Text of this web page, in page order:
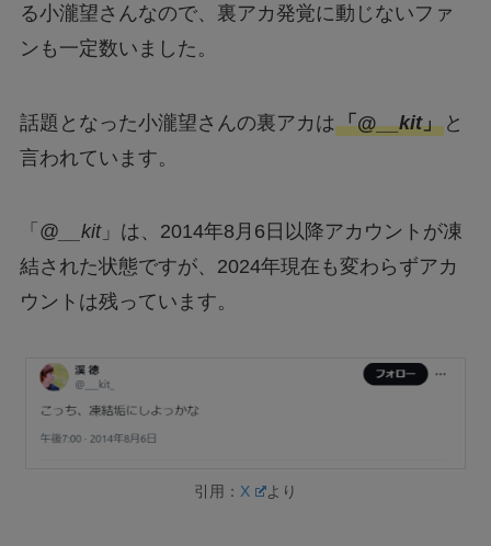
る小瀧望さんなので、裏アカ発覚に動じないファ
ンも一定数いました。
話題となった小瀧望さんの裏アカは「@__kit」と
言われています。
「@ __kit」は、2014年8月6日以降アカウントが凍
結された状態ですが、2024年現在も変わらずアカ
ウントは残っています。
引用： X より